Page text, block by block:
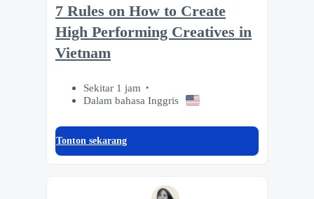
7 Rules on How to Create
High Performing Creatives in
Vietnam
Sekitar 1 jam
Dalam bahasa Inggris
Tonton sekarang